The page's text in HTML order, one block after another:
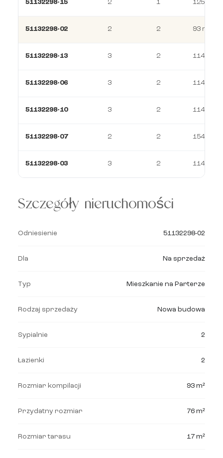
51132298-15 2 1 125 m²
51132298-02 2 2 93 m²
51132298-13 3 2 114 m²
51132298-06 3 2 114 m²
51132298-10 3 2 114 m²
51132298-07 2 2 154 m²
51132298-03 3 2 114 m²
Szczegóły nieruchomości
Odniesienie 51132298-02
Dla Na sprzedaż
Typ Mieszkanie na Parterze
Rodzaj sprzedaży Nowa budowa
Sypialnie 2
Łazienki 2
Rozmiar kompilacji 93 m²
Przydatny rozmiar 76 m²
Rozmiar tarasu 17 m²